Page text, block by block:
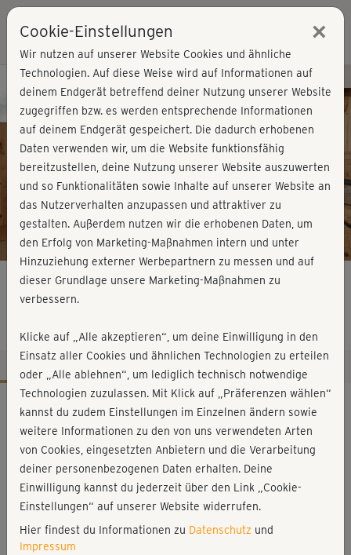
Play
Video
Kursvorschau - Jetzt mitmachen!
Healthy Back & Sixpack 1 - komplett
Workout-Facts
mittelschwer
32 Min
197 kcal
Michaela Süßbauer
Matte
Cookie-Einstellungen ×
Wir nutzen auf unserer Website Cookies und ähnliche
Technologien. Auf diese Weise wird auf Informationen auf
deinem Endgerät betreffend deiner Nutzung unserer Website
zugegriffen bzw. es werden entsprechende Informationen
auf deinem Endgerät gespeichert. Die dadurch erhobenen
Daten verwenden wir, um die Website funktionsfähig
bereitzustellen, deine Nutzung unserer Website auszuwerten
und so Funktionalitäten sowie Inhalte auf unserer Website an
das Nutzerverhalten anzupassen und attraktiver zu
gestalten. Außerdem nutzen wir die erhobenen Daten, um
den Erfolg von Marketing-Maßnahmen intern und unter
Hinzuziehung externer Werbepartnern zu messen und auf
dieser Grundlage unsere Marketing-Maßnahmen zu
verbessern.
Klicke auf „Alle akzeptieren“, um deine Einwilligung in den
Einsatz aller Cookies und ähnlichen Technologien zu erteilen
oder „Alle ablehnen“, um lediglich technisch notwendige
Technologien zuzulassen. Mit Klick auf „Präferenzen wählen“
kannst du zudem Einstellungen im Einzelnen ändern sowie
weitere Informationen zu den von uns verwendeten Arten
von Cookies, eingesetzten Anbietern und die Verarbeitung
deiner personenbezogenen Daten erhalten. Deine
Einwilligung kannst du jederzeit über den Link „Cookie-
Einstellungen“ auf unserer Website widerrufen.
Hier findest du Informationen zu Datenschutz und
Impressum